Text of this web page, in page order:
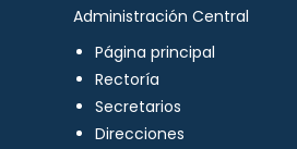
Administración Central
Página principal
Rectoría
Secretarios
Direcciones